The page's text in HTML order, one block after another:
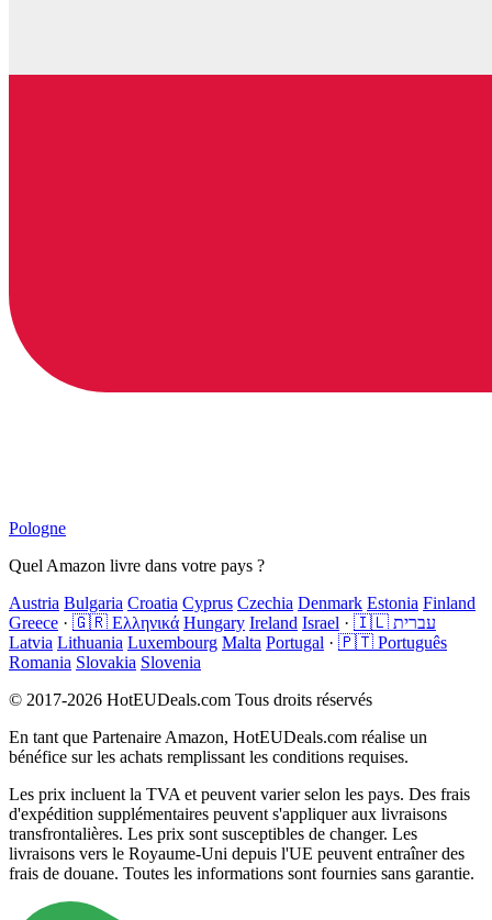
Pologne
Quel Amazon livre dans votre pays ?
Austria Bulgaria Croatia Cyprus Czechia Denmark Estonia Finland
Greece · 🇬🇷 Ελληνικά Hungary Ireland Israel ·
🇮🇱 עברית
Latvia Lithuania Luxembourg Malta Portugal · 🇵🇹 Português
Romania Slovakia Slovenia
© 2017-2026 HotEUDeals.com Tous droits réservés
En tant que Partenaire Amazon, HotEUDeals.com réalise un
bénéfice sur les achats remplissant les conditions requises.
Les prix incluent la TVA et peuvent varier selon les pays. Des frais
d'expédition supplémentaires peuvent s'appliquer aux livraisons
transfrontalières. Les prix sont susceptibles de changer. Les
livraisons vers le Royaume-Uni depuis l'UE peuvent entraîner des
frais de douane. Toutes les informations sont fournies sans garantie.